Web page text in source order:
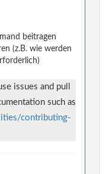
beitragen
(z.B. wie werden
issues and pull
such as
contributing-